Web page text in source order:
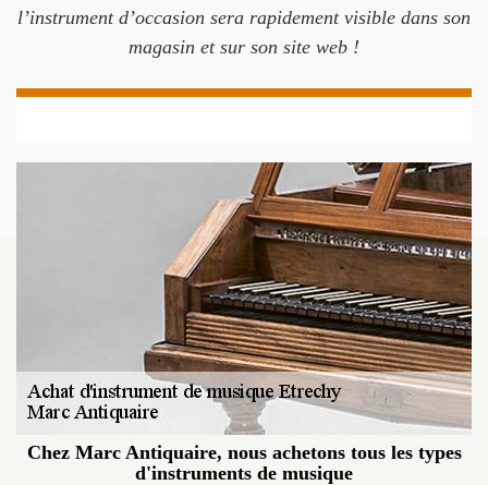
l’instrument d’occasion sera rapidement visible dans son
magasin et sur son site web !
Chez Marc Antiquaire, nous achetons tous les types
d'instruments de musique